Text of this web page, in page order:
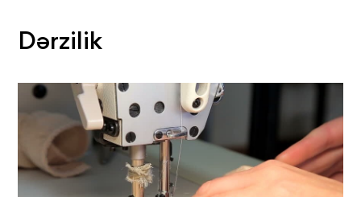
Dərzilik